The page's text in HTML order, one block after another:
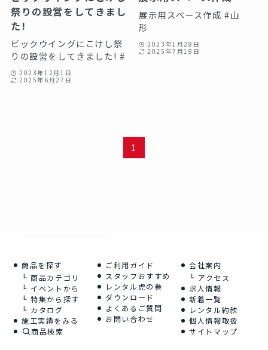
祭りの設営をしてきまし
た!
ビックウイングにこけし祭
りの設営をしてきました! #
2023年12月1日
2025年6月27日
展示用スペース作成 #山
形
2023年1月28日
2025年7月18日
1
商品を探す
商品カテゴリ
イベントから
特集から探す
カタログ
施工実績をみる
商品検索
ご利用ガイド
スタッフおすすめ
レンタル虎の巻
ダウンロード
よくあるご質問
お問い合わせ
会社案内
アクセス
求人情報
新着一覧
レンタル約款
個人情報取扱
サイトマップ